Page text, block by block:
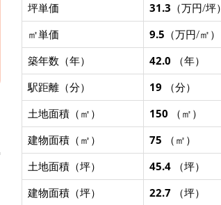
坪単価
31.3 （万円/坪）
㎡単価
9.5 （万円/㎡）
築年数（年）
42.0 （年）
駅距離（分）
19 （分）
土地面積（㎡）
150 （㎡）
建物面積（㎡）
75 （㎡）
土地面積（坪）
45.4 （坪）
建物面積（坪）
22.7 （坪）